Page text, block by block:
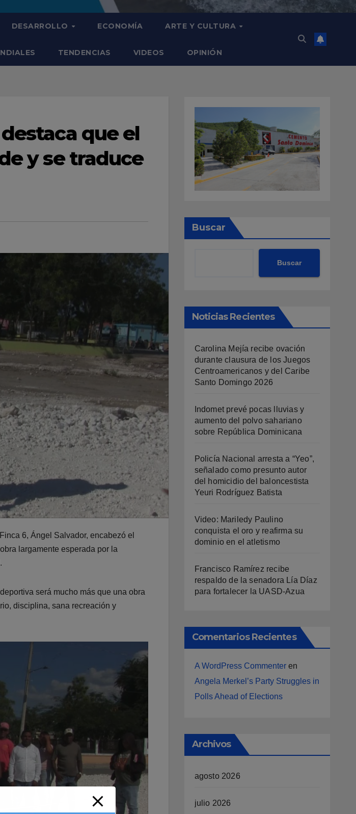
DESARROLLO ECONOMÍA ARTE Y CULTURA
TENDENCIAS VIDEOS OPINIÓN
que el
y se traduce
6, Ángel Salvador, encabezó el
largamente esperada por la
será mucho más que una obra
disciplina, sana recreación y
Buscar
Buscar
Noticias Recientes
Carolina Mejía recibe ovación
durante clausura de los Juegos
Centroamericanos y del Caribe
Santo Domingo 2026
Indomet prevé pocas lluvias y
aumento del polvo sahariano
sobre República Dominicana
Policía Nacional arresta a “Yeo”,
señalado como presunto autor
del homicidio del baloncestista
Yeuri Rodríguez Batista
Video: Mariledy Paulino
conquista el oro y reafirma su
dominio en el atletismo
Francisco Ramírez recibe
respaldo de la senadora Lía Díaz
para fortalecer la UASD-Azua
Comentarios Recientes
A WordPress Commenteren
Angela Merkel’s Party Struggles in
Polls Ahead of Elections
Archivos
agosto 2026
julio 2026